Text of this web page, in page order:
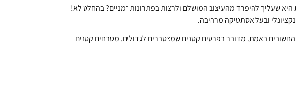
שעליך להיפרד מהעיצוב המושלם ולרצות בפתרונות זמניים? בהחלט לא!
ובעל אסתטיקה מרהיבה.
באמת. מדובר בפרטים קטנים שמצטברים לגדולים. מטבחים קטנים